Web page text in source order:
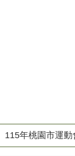
115年桃園市運動